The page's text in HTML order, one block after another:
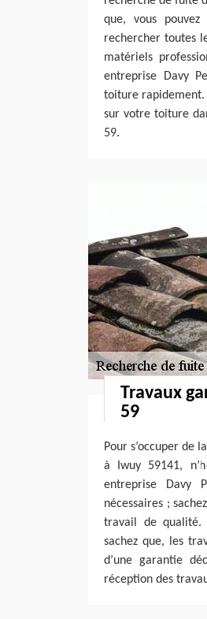
que, vous
rechercher toutes
matériels
entreprise Davy
toiture rapidement.
sur votre toiture
59.
Travaux
59
Pour s’occuper de
à Iwuy 59141,
entreprise Davy
nécessaires ;
travail de qualité.
sachez que, les
d’une garantie
réception des